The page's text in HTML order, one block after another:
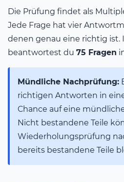
Die Prüfung findet als
Jede Frage hat vier
denen genau eine richtig ist.
beantwortest du 75 Fragen
Mündliche Nachprüfung:
richtigen Antworten in
Chance auf eine
Nicht bestandene Teile
Wiederholungsprüfung
bereits bestandene Teile